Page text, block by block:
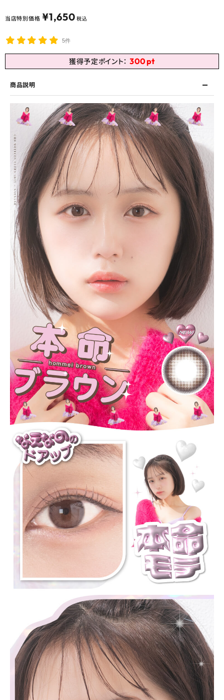
当店特別価格 ¥1,650 税込
5件
獲得予定ポイント： 300pt
商品説明